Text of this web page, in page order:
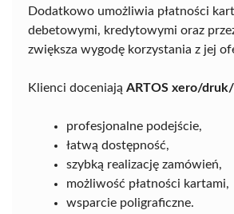
Dodatkowo umożliwia płatności
debetowymi, kredytowymi oraz
zwiększa wygodę korzystania z jej
Klienci doceniają ARTOS xero/
profesjonalne podejście,
łatwą dostępność,
szybką realizację zamówień,
możliwość płatności kartami,
wsparcie poligraficzne.